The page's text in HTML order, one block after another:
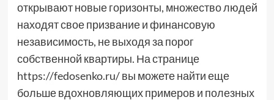
открывают новые горизонты, множество людей
находят свое призвание и финансовую
независимость, не выходя за порог
собственной квартиры. На странице
https://fedosenko.ru/ вы можете найти еще
больше вдохновляющих примеров и полезных